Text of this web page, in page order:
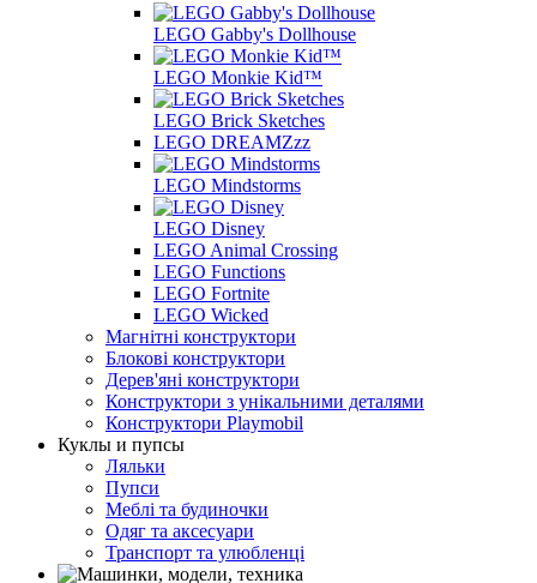
LEGO Gabby's Dollhouse
LEGO Monkie Kid™
LEGO Brick Sketches
LEGO DREAMZzz
LEGO Mindstorms
LEGO Disney
LEGO Animal Crossing
LEGO Functions
LEGO Fortnite
LEGO Wicked
Магнітні конструктори
Блокові конструктори
Дерев'яні конструктори
Конструктори з унікальними деталями
Конструктори Playmobil
Куклы и пупсы
Ляльки
Пупси
Меблі та будиночки
Одяг та аксесуари
Транспорт та улюбленці